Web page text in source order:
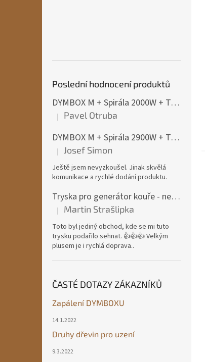
Poslední hodnocení produktů
DYMBOX M + Spirála 2000W + Termostat do 4500W
Hodnocení produktu je 5 z 5 hvězdiček.
| Pavel Otruba
DYMBOX M + Spirála 2900W + Termostat do 4500W
Hodnocení produktu je 5 z 5 hvězdiček.
| Josef Simon
Ještě jsem nevyzkoušel. Jinak skvělá
komunikace a rychlé dodání produktu.
Tryska pro generátor kouře - nerezová ocel
Hodnocení produktu je 5 z 5 hvězdiček.
| Martin Strašlipka
Toto byl jediný obchod, kde se mi tuto
trysku podařilo sehnat. 👍👍👍 Velkým
plusem je i rychlá doprava..
ČASTÉ DOTAZY ZÁKAZNÍKŮ
Zapálení DYMBOXU
14.1.2022
Druhy dřevin pro uzení
9.3.2022